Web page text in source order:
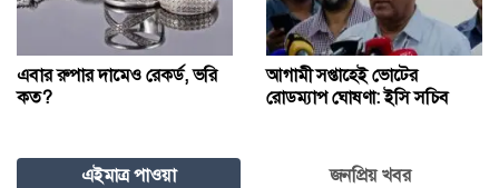
এবার রুপার দামেও রেকর্ড, ভরি
কত?
আগামী সপ্তাহেই ভোটের
রোডম্যাপ ঘোষণা: ইসি সচিব
এইমাত্র পাওয়া
জনপ্রিয় খবর